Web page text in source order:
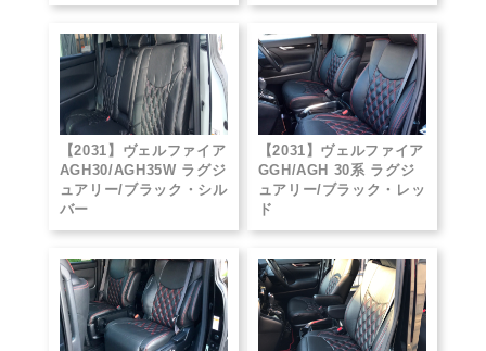
【2031】ヴェルファイア
AGH30/AGH35W ラグジ
ュアリー/ブラック・シル
バー
【2031】ヴェルファイア
GGH/AGH 30系 ラグジ
ュアリー/ブラック・レッ
ド